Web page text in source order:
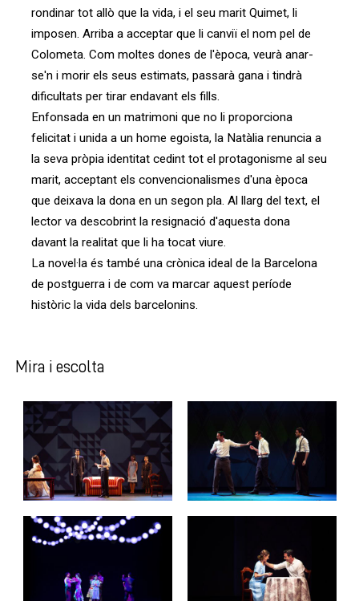
rondinar tot allò que la vida, i el seu marit Quimet, li
imposen. Arriba a acceptar que li canviï el nom pel de
Colometa. Com moltes dones de l'època, veurà anar-
se'n i morir els seus estimats, passarà gana i tindrà
dificultats per tirar endavant els fills.
Enfonsada en un matrimoni que no li proporciona
felicitat i unida a un home egoista, la Natàlia renuncia a
la seva pròpia identitat cedint tot el protagonisme al seu
marit, acceptant els convencionalismes d'una època
que deixava la dona en un segon pla. Al llarg del text, el
lector va descobrint la resignació d'aquesta dona
davant la realitat que li ha tocat viure.
La novel·la és també una crònica ideal de la Barcelona
de postguerra i de com va marcar aquest període
històric la vida dels barcelonins.
Mira i escolta